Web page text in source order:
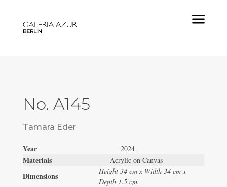
a
No. A145
Tamara Eder
Year 2024
Materials Acrylic on Canvas
Dimensions
Height 34 cm x Width 34 cm x
Depth 1.5 cm.